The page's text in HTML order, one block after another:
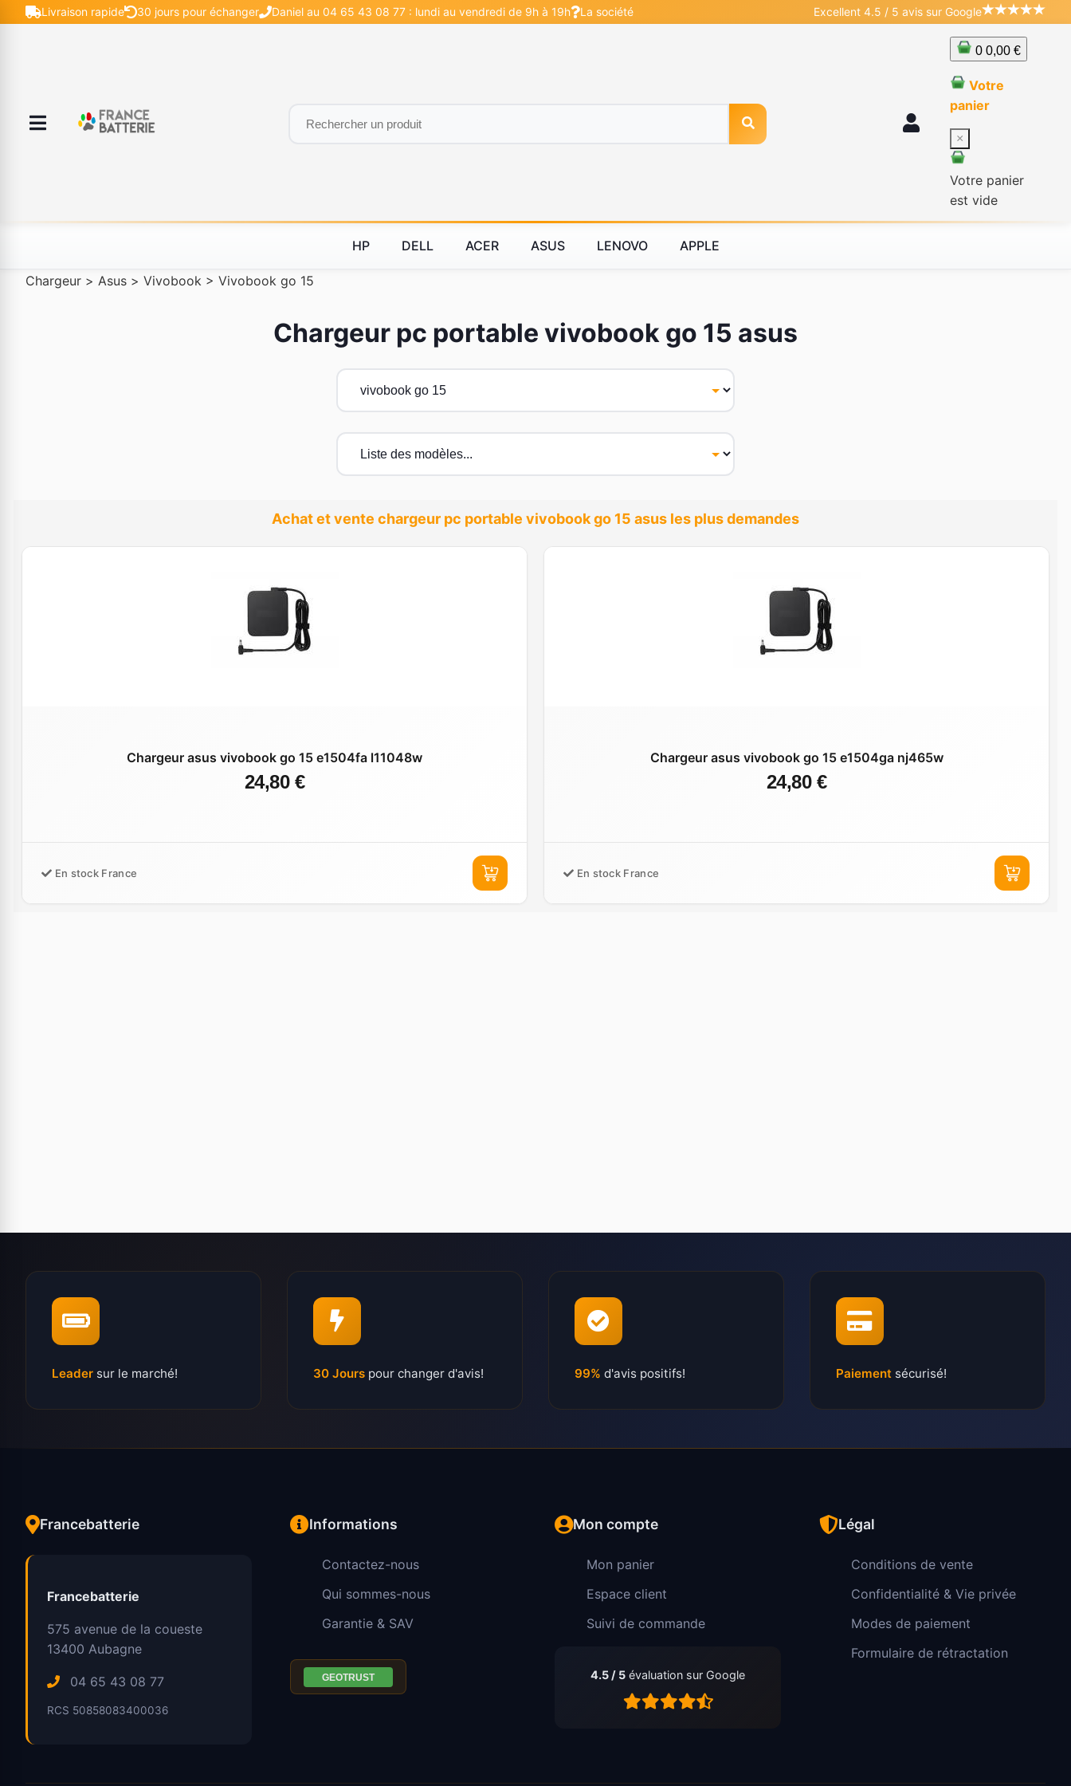
Livraison rapide 30 jours pour échanger Daniel au 04 65 43 08 77 : lundi au vendredi de 9h à 19h La société Excellent 4.5 / 5 avis sur Google
0 0,00 €
Votre
panier
×
Votre panier
est vide
HP DELL ACER ASUS LENOVO APPLE
Chargeur > Asus > Vivobook > Vivobook go 15
Chargeur pc portable vivobook go 15 asus
Achat et vente chargeur pc portable vivobook go 15 asus les plus demandes
Chargeur asus vivobook go 15 e1504fa l11048w
24,80 €
En stock France
Chargeur asus vivobook go 15 e1504ga nj465w
24,80 €
En stock France
Leader sur le marché! 30 Jours pour changer d'avis! 99% d'avis positifs! Paiement sécurisé!
Francebatterie
Francebatterie
575 avenue de la coueste
13400 Aubagne
04 65 43 08 77
RCS 50858083400036
Informations
Contactez-nous
Qui sommes-nous
Garantie & SAV
Mon compte
Mon panier
Espace client
Suivi de commande
4.5 / 5 évaluation sur Google
Légal
Conditions de vente
Confidentialité & Vie privée
Modes de paiement
Formulaire de rétractation